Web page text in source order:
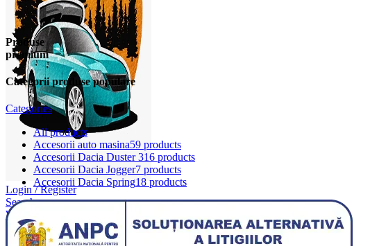
Login / Register
Search
Wishlist
items / 0,00lei
Menu
Produse
premium
Categorii produse populare
Categories
Allproducts
Accesorii auto masina59 products
Accesorii Dacia Duster 316 products
Accesorii Dacia Jogger7 products
Accesorii Dacia Spring18 products